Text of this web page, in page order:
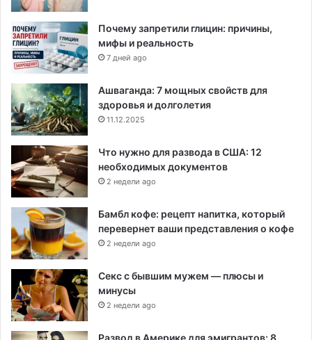
Почему запретили глицин: причины,
мифы и реальность
7 дней ago
Ашваганда: 7 мощных свойств для
здоровья и долголетия
11.12.2025
Что нужно для развода в США: 12
необходимых документов
2 недели ago
Бамбл кофе: рецепт напитка, который
перевернет ваши представления о кофе
2 недели ago
Секс с бывшим мужем — плюсы и
минусы
2 недели ago